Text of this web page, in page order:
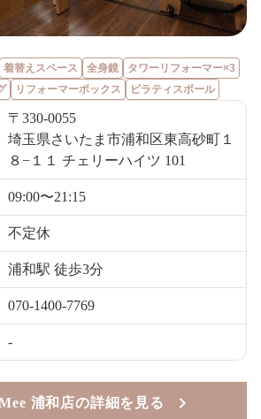
着替えスペース 全身鏡
タワーリフォーマー×3
リフォーマーボックス ピラティスボール
〒330-0055
埼玉県さいたま市浦和区東高砂町１
８−１１ チェリーハイツ 101
09:00〜21:15
不定休
浦和駅 徒歩3分
070-1400-7769
-
浦和店の詳細を見る